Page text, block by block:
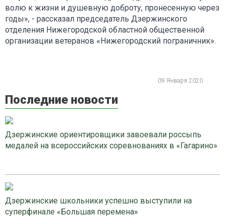
волю к жизни и душевную доброту, пронесенную через
годы», - рассказал председатель Дзержинского
отделения Нижегородской областной общественной
организации ветеранов «Нижегородский пограничник».
09 Января 2020
Последние новости
Дзержинские ориентировщики завоевали россыпь
медалей на всероссийских соревнованиях в «Гагарино»
Дзержинские школьники успешно выступили на
суперфинале «Большая перемена»